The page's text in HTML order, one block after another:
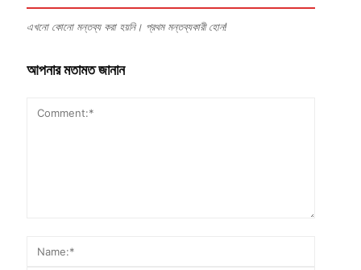
এখনো কোনো মন্তব্য করা হয়নি। প্রথম মন্তব্যকারী হোন!
আপনার মতামত জানান